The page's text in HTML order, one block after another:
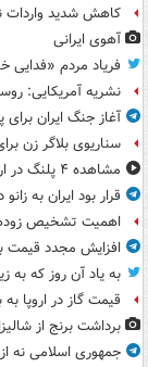
کاهش شدید واردات
آهوی ایرانی
فریاد مردم «فدایی
نشریه آمریکایی:
آغاز جنگ ایران برای
سناریوی بلاگر زن
مشاهده ۴ پلنگ در ارتفاعات میناب
قرار بود ایران به
اهمیت تشخیص
افزایش مجدد قیمت
به یاد آن روز که به
قیمت گاز در اروپا به
برداشت برنج از
جمهوری اسلامی نه